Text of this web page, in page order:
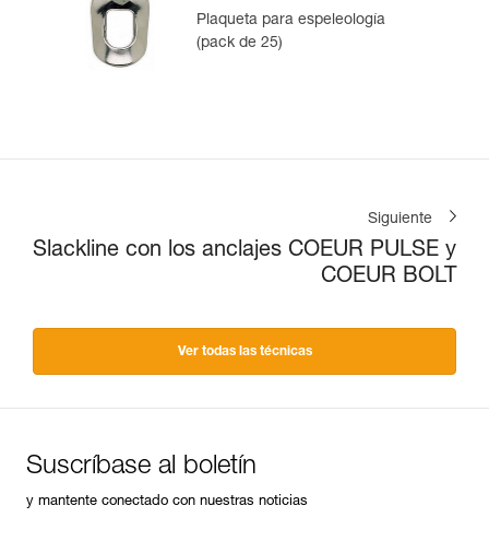
Plaqueta para espeleología
(pack de 25)
Siguiente
Slackline con los anclajes COEUR PULSE y
COEUR BOLT
Ver todas las técnicas
Suscríbase al boletín
y mantente conectado con nuestras noticias